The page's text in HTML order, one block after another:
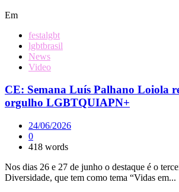
Em
festalgbt
lgbtbrasil
News
Video
CE: Semana Luís Palhano Loiola
orgulho LGBTQUIAPN+
24/06/2026
0
418 words
Nos dias 26 e 27 de junho o destaque é o
Diversidade, que tem como tema “Vidas em...